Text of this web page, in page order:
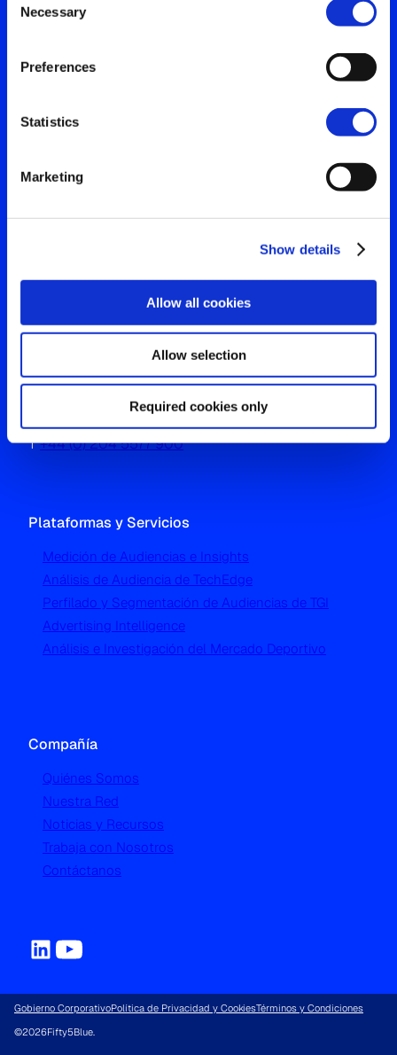
Selection
Necessary
Preferences
Statistics
Marketing
Show details
Allow all cookies
Allow selection
Required cookies only
mundo está viendo
Contáctanos para obtener
audiencia
Contáctanos
Westgate, Hanger Lane
London W5 1UA
T+44 (0) 204 5577 900
Plataformas y Servicios
Medición de Audiencias e Insights
Análisis de Audiencia de TechEdge
Perfilado y Segmentación de Audiencias de TGI
Advertising Intelligence
Análisis e Investigación del Mercado Deportivo
Compañía
Quiénes Somos
Nuestra Red
Noticias y Recursos
Trabaja con Nosotros
Contáctanos
Gobierno CorporativoPolítica de Privacidad y CookiesTérminos y Condiciones
©2026Fifty5Blue.